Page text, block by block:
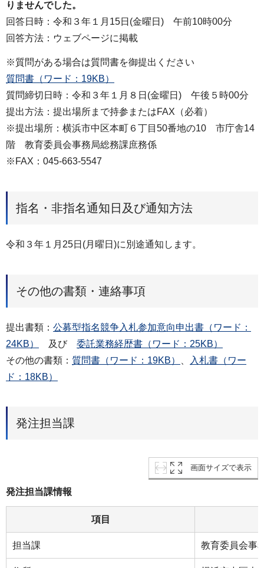
りませんでした。
回答日時：令和３年１月15日(金曜日) 午前10時00分
回答方法：ウェブページに掲載
※質問がある場合は質問書を御提出ください
質問書（ワード：19KB）
質問締切日時：令和３年１月８日(金曜日) 午後５時00分
提出方法：提出場所まで持参またはFAX（必着）
※提出場所：横浜市中区本町６丁目50番地の10 市庁舎14
階 教育委員会事務局総務課庶務係
※FAX：045-663-5547
指名・非指名通知日及び通知方法
令和３年１月25日(月曜日)に別途通知します。
その他の書類・連絡事項
提出書類： 公募型指名競争入札参加意向申出書（ワード：
24KB）
及び 委託業務経歴書（ワード：25KB）
その他の書類： 質問書（ワード：19KB）
入札書（ワー
ド：18KB）
発注担当課
画面サイズで表示
発注担当課情報
項目
担当課 教育委員会事